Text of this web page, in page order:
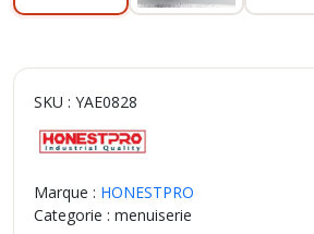
SKU : YAE0828
Marque : HONESTPRO
Categorie : menuiserie